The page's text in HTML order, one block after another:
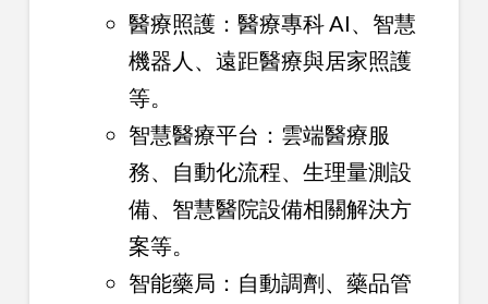
醫療照護：醫療專科 AI、智慧
機器人、遠距醫療與居家照護
等。
智慧醫療平台：雲端醫療服
務、自動化流程、生理量測設
備、智慧醫院設備相關解決方
案等。
智能藥局：自動調劑、藥品管